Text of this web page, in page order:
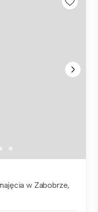
w Zabobrze,